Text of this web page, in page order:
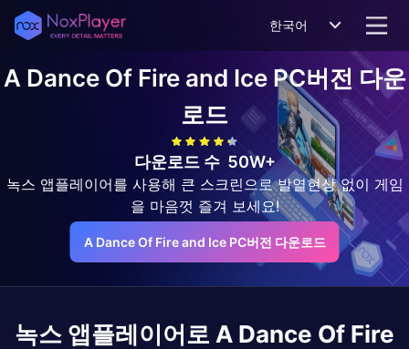
한국어
A Dance Of Fire and IcePC버전 다운
로드
다운로드 수 50W+
녹스 앱플레이어를 사용해 큰 스크린으로 발열현상 없이 게임
을 마음껏 즐겨 보세요!
A Dance Of Fire and Ice PC버전 다운로드
녹스 앱플레이어로 A Dance Of Fire